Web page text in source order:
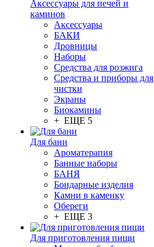
Аксессуары для печей и
каминов
Аксессуары
БАКИ
Дровницы
Наборы
Средства для розжига
Средства и приборы для
чистки
Экраны
Биокамины
+ ЕЩЕ 5
Для бани
Ароматерапия
Банные наборы
БАНЯ
Бондарные изделия
Камни в каменку
Обереги
+ ЕЩЕ 3
Для приготовления пищи